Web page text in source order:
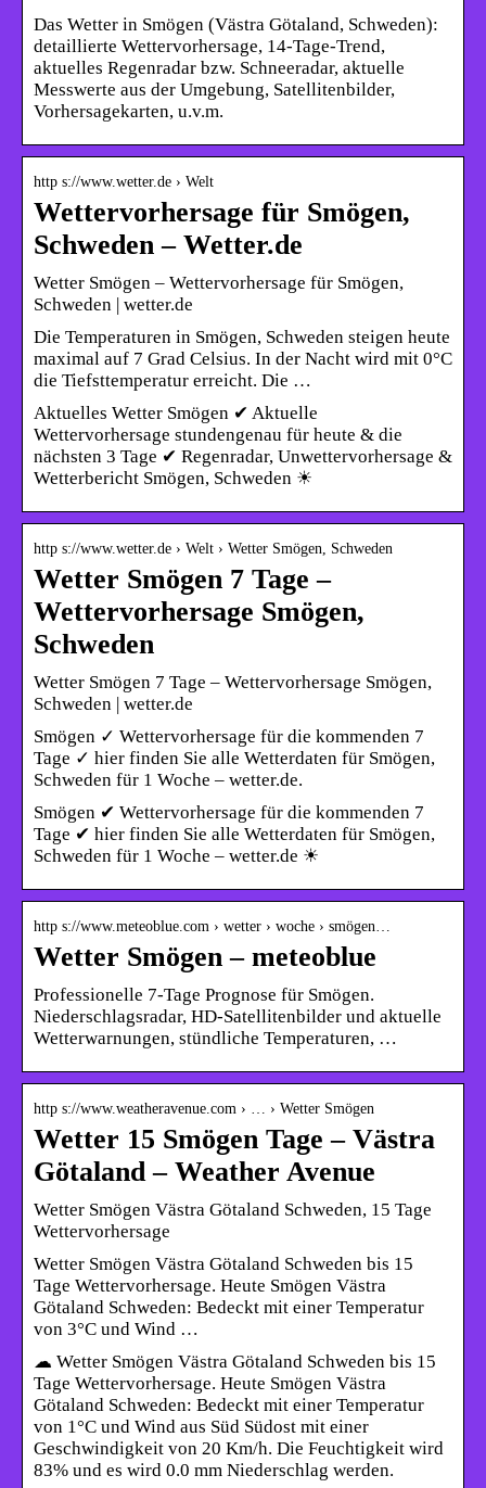
Das Wetter in Smögen (Västra Götaland, Schweden):
detaillierte Wettervorhersage, 14-Tage-Trend,
aktuelles Regenradar bzw. Schneeradar, aktuelle
Messwerte aus der Umgebung, Satellitenbilder,
Vorhersagekarten, u.v.m.
http s://www.wetter.de › Welt
Wettervorhersage für Smögen,
Schweden – Wetter.de
Wetter Smögen – Wettervorhersage für Smögen,
Schweden | wetter.de
Die Temperaturen in Smögen, Schweden steigen heute
maximal auf 7 Grad Celsius. In der Nacht wird mit 0°C
die Tiefsttemperatur erreicht. Die …
Aktuelles Wetter Smögen ✔ Aktuelle
Wettervorhersage stundengenau für heute & die
nächsten 3 Tage ✔ Regenradar, Unwettervorhersage &
Wetterbericht Smögen, Schweden ☀
http s://www.wetter.de › Welt › Wetter Smögen, Schweden
Wetter Smögen 7 Tage –
Wettervorhersage Smögen,
Schweden
Wetter Smögen 7 Tage – Wettervorhersage Smögen,
Schweden | wetter.de
Smögen ✓ Wettervorhersage für die kommenden 7
Tage ✓ hier finden Sie alle Wetterdaten für Smögen,
Schweden für 1 Woche – wetter.de.
Smögen ✔ Wettervorhersage für die kommenden 7
Tage ✔ hier finden Sie alle Wetterdaten für Smögen,
Schweden für 1 Woche – wetter.de ☀
http s://www.meteoblue.com › wetter › woche › smögen…
Wetter Smögen – meteoblue
Professionelle 7-Tage Prognose für Smögen.
Niederschlagsradar, HD-Satellitenbilder und aktuelle
Wetterwarnungen, stündliche Temperaturen, …
http s://www.weatheravenue.com › … › Wetter Smögen
Wetter 15 Smögen Tage – Västra
Götaland – Weather Avenue
Wetter Smögen Västra Götaland Schweden, 15 Tage
Wettervorhersage
Wetter Smögen Västra Götaland Schweden bis 15
Tage Wettervorhersage. Heute Smögen Västra
Götaland Schweden: Bedeckt mit einer Temperatur
von 3°C und Wind …
☁ Wetter Smögen Västra Götaland Schweden bis 15
Tage Wettervorhersage. Heute Smögen Västra
Götaland Schweden: Bedeckt mit einer Temperatur
von 1°C und Wind aus Süd Südost mit einer
Geschwindigkeit von 20 Km/h. Die Feuchtigkeit wird
83% und es wird 0.0 mm Niederschlag werden.